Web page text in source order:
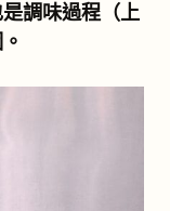
調味過程（上